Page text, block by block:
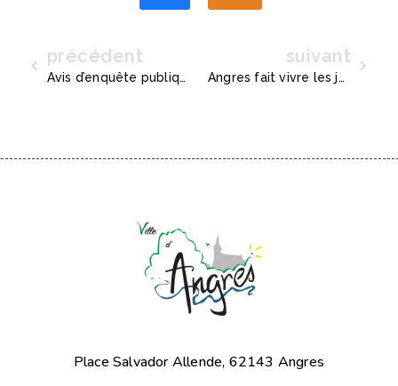
Précédent
précédent
Avis d’enquête publique
suivant
Angres fait vivre les jeux !
Place Salvador Allende, 62143 Angres